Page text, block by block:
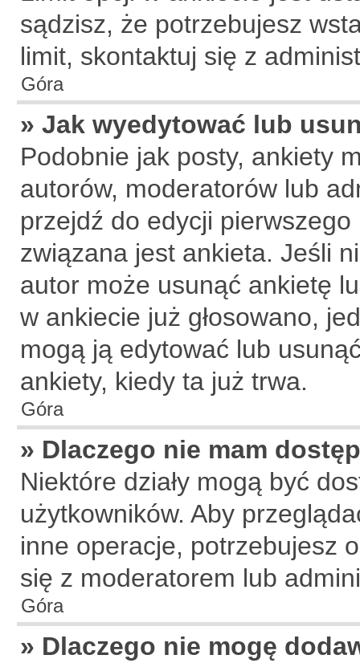
sądzisz, że potrzebujesz
limit, skontaktuj się z
Góra
» Jak wyedytować lub
Podobnie jak posty, ankiety
autorów, moderatorów lub
przejdź do edycji
związana jest ankieta. Jeśli
autor może usunąć ankietę
w ankiecie już głosowano,
mogą ją edytować lub
ankiety, kiedy ta już trwa.
Góra
» Dlaczego nie mam
Niektóre działy mogą być
użytkowników. Aby
inne operacje, potrzebujesz
się z moderatorem lub
Góra
» Dlaczego nie mogę